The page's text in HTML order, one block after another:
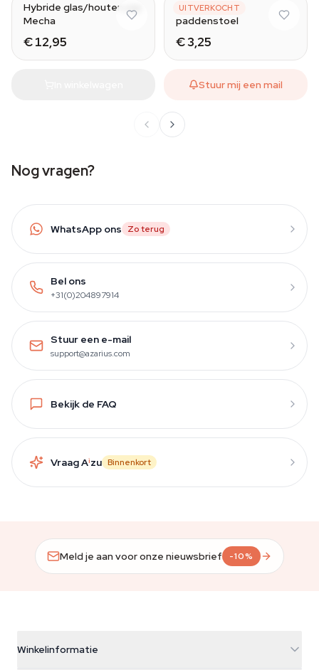
Hybride glas/houten pijp
Mecha
€ 12,95
UITVERKOCHT
Metalen pijp
paddenstoel
€ 3,25
Stuur mij een mail
Nog vragen?
WhatsApp ons Zo terug
Bel ons
+31(0)204897914
Stuur een e-mail
support@azarius.com
Bekijk de FAQ
Vraag Aizu Binnenkort
Meld je aan voor onze nieuwsbrief -10%
Winkelinformatie